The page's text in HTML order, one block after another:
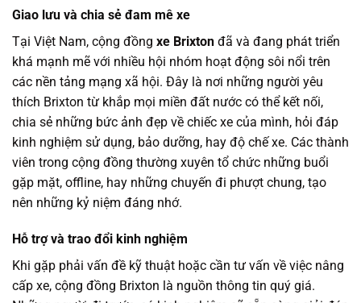
Giao lưu và chia sẻ đam mê xe
Tại Việt Nam, cộng đồng xe Brixton đã và đang phát triển
khá mạnh mẽ với nhiều hội nhóm hoạt động sôi nổi trên
các nền tảng mạng xã hội. Đây là nơi những người yêu
thích Brixton từ khắp mọi miền đất nước có thể kết nối,
chia sẻ những bức ảnh đẹp về chiếc xe của mình, hỏi đáp
kinh nghiệm sử dụng, bảo dưỡng, hay độ chế xe. Các thành
viên trong cộng đồng thường xuyên tổ chức những buổi
gặp mặt, offline, hay những chuyến đi phượt chung, tạo
nên những kỷ niệm đáng nhớ.
Hỗ trợ và trao đổi kinh nghiệm
Khi gặp phải vấn đề kỹ thuật hoặc cần tư vấn về việc nâng
cấp xe, cộng đồng Brixton là nguồn thông tin quý giá.